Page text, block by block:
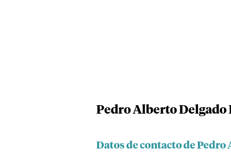
Pedro Alberto Delgado
Datos de contacto de Pedro